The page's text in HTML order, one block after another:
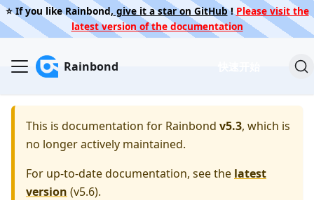
⭐️ If you like Rainbond, give it a star on GitHub!Please visit the
latest version of the documentation
Rainbond
This is documentation for Rainbond v5.3, which is
no longer actively maintained.
For up-to-date documentation, see the latest
version (v5.6).